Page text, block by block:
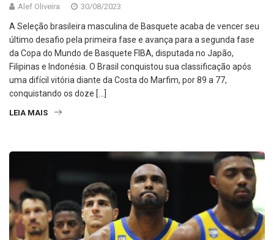
Alef Oliveira 30/08/2023
A Seleção brasileira masculina de Basquete acaba de vencer seu
último desafio pela primeira fase e avança para a segunda fase
da Copa do Mundo de Basquete FIBA, disputada no Japão,
Filipinas e Indonésia. O Brasil conquistou sua classificação após
uma difícil vitória diante da Costa do Marfim, por 89 a 77,
conquistando os doze […]
LEIA MAIS